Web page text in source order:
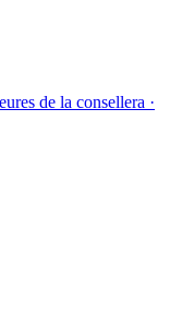
de la consellera ·